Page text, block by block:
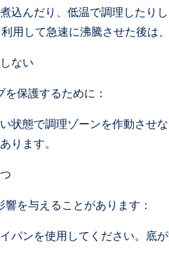
込んだり、低温で調理したりし
用して急速に沸騰させた後は、
ない
保護するために：
状態で調理ゾーンを作動させ
ります。
を与えることがあります：
パンを使用してください。底